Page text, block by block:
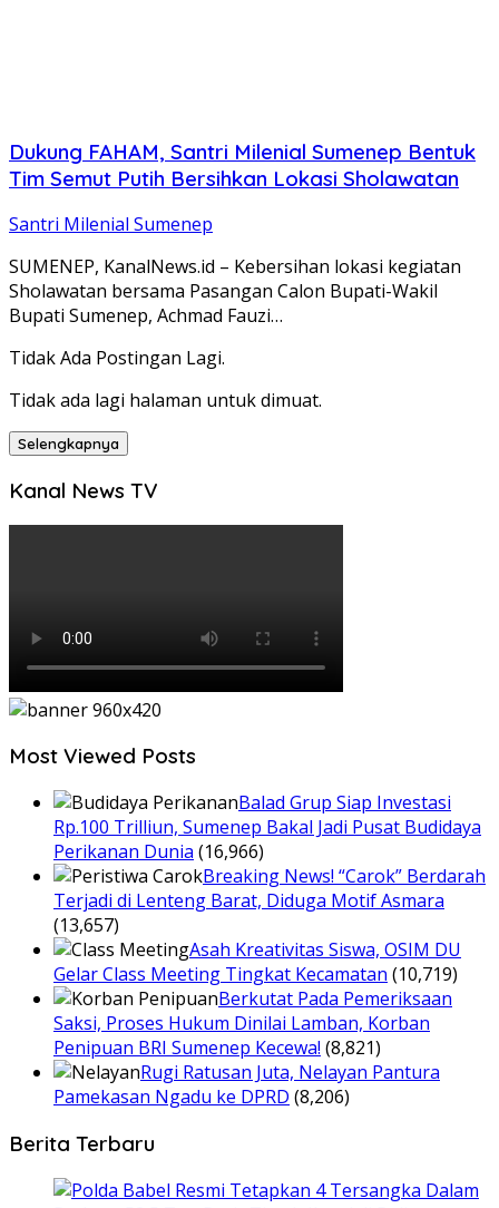
Dukung FAHAM, Santri Milenial Sumenep Bentuk
Tim Semut Putih Bersihkan Lokasi Sholawatan
Santri Milenial Sumenep
SUMENEP, KanalNews.id – Kebersihan lokasi kegiatan
Sholawatan bersama Pasangan Calon Bupati-Wakil
Bupati Sumenep, Achmad Fauzi…
Tidak Ada Postingan Lagi.
Tidak ada lagi halaman untuk dimuat.
Selengkapnya
Kanal News TV
Most Viewed Posts
Balad Grup Siap Investasi
Rp.100 Trilliun, Sumenep Bakal Jadi Pusat Budidaya
Perikanan Dunia (16,966)
Breaking News! “Carok” Berdarah
Terjadi di Lenteng Barat, Diduga Motif Asmara
(13,657)
Asah Kreativitas Siswa, OSIM DU
Gelar Class Meeting Tingkat Kecamatan (10,719)
Berkutat Pada Pemeriksaan
Saksi, Proses Hukum Dinilai Lamban, Korban
Penipuan BRI Sumenep Kecewa! (8,821)
Rugi Ratusan Juta, Nelayan Pantura
Pamekasan Ngadu ke DPRD (8,206)
Berita Terbaru